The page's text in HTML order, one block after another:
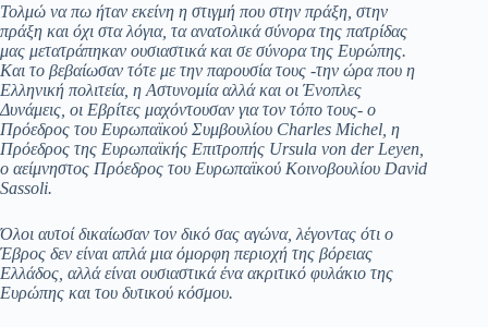
Τολμώ να πω ήταν εκείνη η στιγμή που στην πράξη, στην
πράξη και όχι στα λόγια, τα ανατολικά σύνορα της πατρίδας
μας μετατράπηκαν ουσιαστικά και σε σύνορα της Ευρώπης.
Και το βεβαίωσαν τότε με την παρουσία τους -την ώρα που η
Ελληνική πολιτεία, η Αστυνομία αλλά και οι Ένοπλες
Δυνάμεις, οι Εβρίτες μαχόντουσαν για τον τόπο τους- ο
Πρόεδρος του Ευρωπαϊκού Συμβουλίου Charles Michel, η
Πρόεδρος της Ευρωπαϊκής Επιτροπής Ursula von der Leyen,
ο αείμνηστος Πρόεδρος του Ευρωπαϊκού Κοινοβουλίου David
Sassoli.
Όλοι αυτοί δικαίωσαν τον δικό σας αγώνα, λέγοντας ότι ο
Έβρος δεν είναι απλά μια όμορφη περιοχή της βόρειας
Ελλάδος, αλλά είναι ουσιαστικά ένα ακριτικό φυλάκιο της
Ευρώπης και του δυτικού κόσμου.